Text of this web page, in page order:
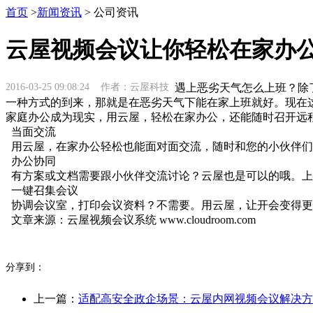
首页 >新闻资讯 > 公司资讯
云屋视频会议让你轻松在家办
2016-03-25 09:08:24 作者：云屋科技 遇上恶劣天气怎么上班？
一种方式的到来，那就是在恶劣天气下能在家上班就好。现
家庭办公成为现实，用云屋，轻松在家办公，还能随时召开远
当面交流
用云屋，在家办公轻松也能面对面交流，随时和您的小伙伴
办公协同
有方案或文档需要跟小伙伴交流讨论？云屋也是可以的哦。
一键召集会议
协调会议室，打印会议资料？不需要。用云屋，让开会变得
文章来源：云屋视频会议系统 www.cloudroom.com
分享到：
上一篇： 适配高安全政企场景：云屋内网视频会议解决